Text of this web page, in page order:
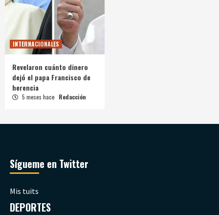
INTERNACIONALES
Revelaron cuánto dinero
dejó el papa Francisco de
herencia
5 meses hace Redacción
Sígueme en Twitter
Mis tuits
DEPORTES